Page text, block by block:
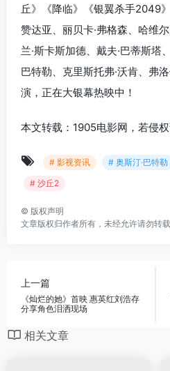
丘》《降临》《银翼杀手2049
赞达亚、丽贝卡·弗格森、哈维
兰·斯卡斯加德、戴夫·巴蒂斯塔
巴特勒、克里斯托弗·沃肯、弗
演，正在大银幕热映中！
本文转载：1905电影网，若侵
# 影视资讯 # 奥斯汀·巴特勒
# 沙丘2
© 版权声明
文章版权归作者所有，未经允许请勿转载
上一篇
《灿烂的她》首映 惠英红刘浩存
分享角色泪洒现场
相关文章